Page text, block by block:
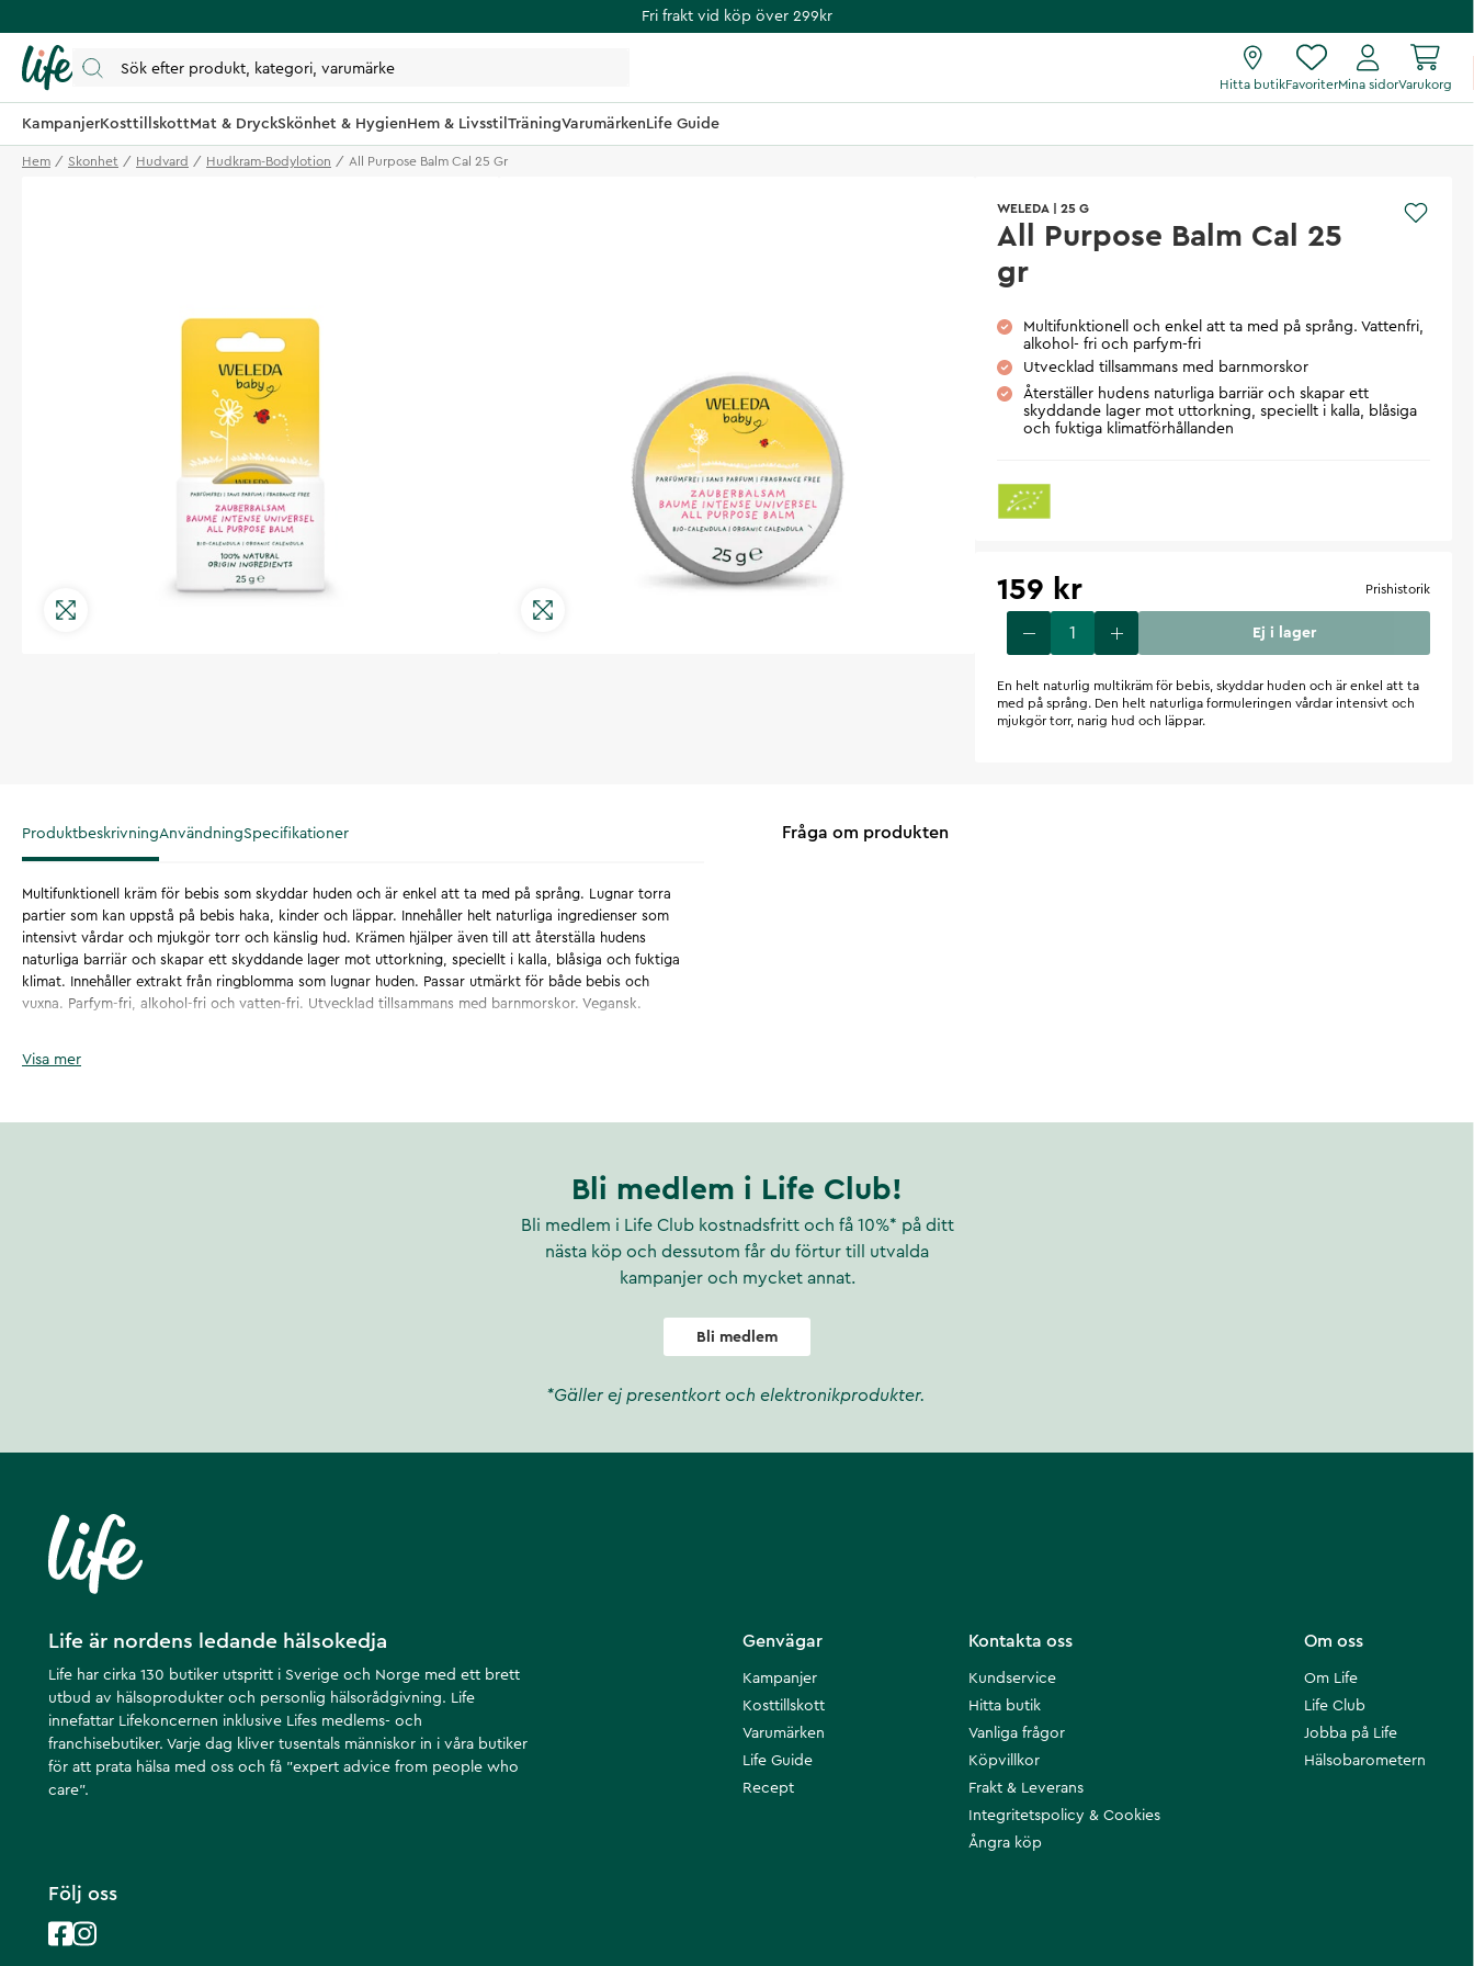
Fri frakt vid köp över 299kr
Hitta butikFavoriterMina sidorVarukorg
KampanjerKosttillskottMat & DryckSkönhet & HygienHem & Livsstil TräningVarumärkenLife Guide
Hem Skonhet Hudvard Hudkram-Bodylotion All Purpose Balm Cal 25 Gr
WELEDA 25 G
All Purpose Balm Cal 25
gr
Multifunktionell och enkel att ta med på språng. Vattenfri,
alkohol- fri och parfym-fri
Utvecklad tillsammans med barnmorskor
Återställer hudens naturliga barriär och skapar ett
skyddande lager mot uttorkning, speciellt i kalla, blåsiga
och fuktiga klimatförhållanden
159 kr Prishistorik
Ej i lager
En helt naturlig multikräm för bebis, skyddar huden och är enkel att ta
med på språng. Den helt naturliga formuleringen vårdar intensivt och
mjukgör torr, narig hud och läppar.
ProduktbeskrivningAnvändningSpecifikationer
Multifunktionell kräm för bebis som skyddar huden och är enkel att ta med på språng. Lugnar torra
partier som kan uppstå på bebis haka, kinder och läppar. Innehåller helt naturliga ingredienser som
intensivt vårdar och mjukgör torr och känslig hud. Krämen hjälper även till att återställa hudens
naturliga barriär och skapar ett skyddande lager mot uttorkning, speciellt i kalla, blåsiga och fuktiga
klimat. Innehåller extrakt från ringblomma som lugnar huden. Passar utmärkt för både bebis och
vuxna. Parfym-fri, alkohol-fri och vatten-fri. Utvecklad tillsammans med barnmorskor. Vegansk.
Visa mer
Fråga om produkten
Bli medlem i Life Club!
Bli medlem i Life Club kostnadsfritt och få 10%* på ditt
nästa köp och dessutom får du förtur till utvalda
kampanjer och mycket annat.
Bli medlem
*Gäller ej presentkort och elektronikprodukter.
Life är nordens ledande hälsokedja
Life har cirka 130 butiker utspritt i Sverige och Norge med ett brett
utbud av hälsoprodukter och personlig hälsorådgivning. Life
innefattar Lifekoncernen inklusive Lifes medlems- och
franchisebutiker. Varje dag kliver tusentals människor in i våra butiker
för att prata hälsa med oss och få ”expert advice from people who
care”.
Om oss
Om Life
Life Club
Jobba på Life
Hälsobarometern
Kontakta oss
Kundservice
Hitta butik
Vanliga frågor
Köpvillkor
Frakt & Leverans
Integritetspolicy & Cookies
Ångra köp
Genvägar
Kampanjer
Kosttillskott
Varumärken
Life Guide
Recept
Följ oss